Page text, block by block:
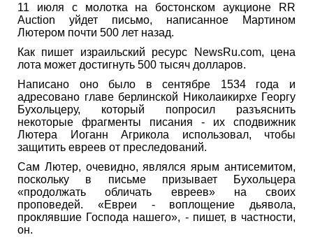
11 июля с молотка на бостонском аукционе RR
Auction уйдет письмо, написанное Мартином
Лютером почти 500 лет назад.
Как пишет израильский ресурс NewsRu.com, цена
лота может достигнуть 500 тысяч долларов.
Написано оно было в сентябре 1534 года и
адресовано главе берлинской Николаикирхе Георгу
Бухольцеру, который попросил разъяснить
некоторые фрагменты писания - их сподвижник
Лютера Иоганн Агрикола использовал, чтобы
защитить евреев от преследований.
Сам Лютер, очевидно, являлся ярым антисемитом,
поскольку в письме призывает Бухольцера
«продолжать обличать евреев» на своих
проповедей. «Евреи - воплощение дьявола,
проклявшие Господа нашего», - пишет, в частности,
он.